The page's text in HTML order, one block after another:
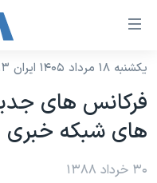
لینکهای
دسترسی
جهش
محتوای
اصلی
نسخه سبک وب‌سایت
موضوع ها
ایران
برنامه های تلویزیونی
یکشنبه ۱۸ مرداد ۱۴۰۵ ایران ۰۹:۱۳
فرکانس های
های شبکه خبری
۳۰ خرداد ۱۳۸۸